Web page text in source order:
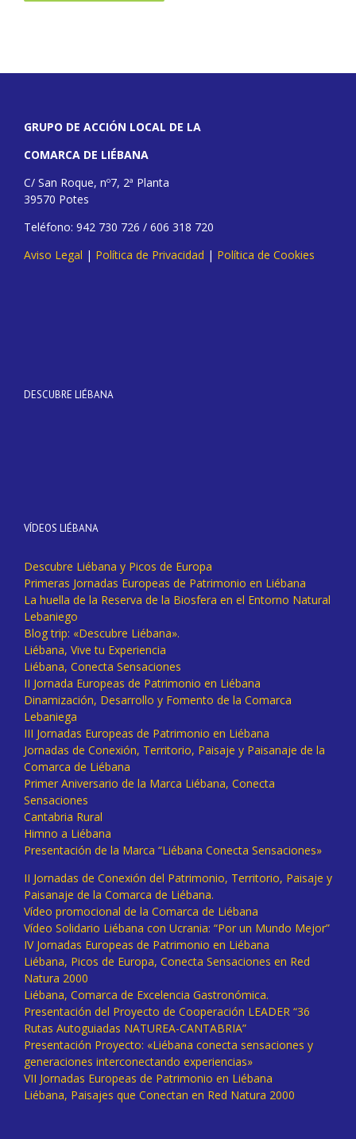
GRUPO DE ACCIÓN LOCAL DE LA
COMARCA DE LIÉBANA
C/ San Roque, nº7, 2ª Planta
39570 Potes
Teléfono: 942 730 726 / 606 318 720
Aviso Legal | Política de Privacidad | Política de Cookies
DESCUBRE LIÉBANA
VÍDEOS LIÉBANA
Descubre Liébana y Picos de Europa
Primeras Jornadas Europeas de Patrimonio en Liébana
La huella de la Reserva de la Biosfera en el Entorno Natural
Lebaniego
Blog trip: «Descubre Liébana».
Liébana, Vive tu Experiencia
Liébana, Conecta Sensaciones
II Jornada Europeas de Patrimonio en Liébana
Dinamización, Desarrollo y Fomento de la Comarca
Lebaniega
III Jornadas Europeas de Patrimonio en Liébana
Jornadas de Conexión, Territorio, Paisaje y Paisanaje de la
Comarca de Liébana
Primer Aniversario de la Marca Liébana, Conecta
Sensaciones
Cantabria Rural
Himno a Liébana
Presentación de la Marca “Liébana Conecta Sensaciones»
II Jornadas de Conexión del Patrimonio, Territorio, Paisaje y
Paisanaje de la Comarca de Liébana.
Vídeo promocional de la Comarca de Liébana
Vídeo Solidario Liébana con Ucrania: “Por un Mundo Mejor”
IV Jornadas Europeas de Patrimonio en Liébana
Liébana, Picos de Europa, Conecta Sensaciones en Red
Natura 2000
Liébana, Comarca de Excelencia Gastronómica.
Presentación del Proyecto de Cooperación LEADER “36
Rutas Autoguiadas NATUREA-CANTABRIA”
Presentación Proyecto: «Liébana conecta sensaciones y
generaciones interconectando experiencias»
VII Jornadas Europeas de Patrimonio en Liébana
Liébana, Paisajes que Conectan en Red Natura 2000